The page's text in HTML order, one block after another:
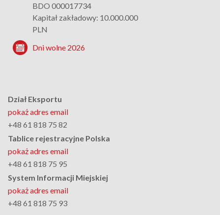
BDO 000017734
Kapitał zakładowy: 10.000.000
PLN
Dni wolne 2026
Dział Eksportu
pokaż adres email
+48 61 818 75 82
Tablice rejestracyjne Polska
pokaż adres email
+48 61 818 75 95
System Informacji Miejskiej
pokaż adres email
+48 61 818 75 93